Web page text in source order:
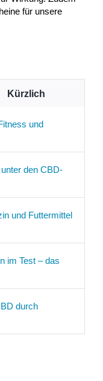
für unsere
Kürzlich
und
den CBD-
und Futtermittel
im Test – das
durch